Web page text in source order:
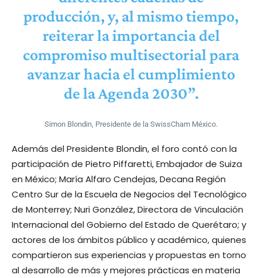
producción, y, al mismo tiempo,
reiterar la importancia del
compromiso multisectorial para
avanzar hacia el cumplimiento
de la Agenda 2030”.
Simon Blondin, Presidente de la SwissCham México.
Además del Presidente Blondin, el foro contó con la
participación de Pietro Piffaretti, Embajador de Suiza
en México; María Alfaro Cendejas, Decana Región
Centro Sur de la Escuela de Negocios del Tecnológico
de Monterrey; Nuri González, Directora de Vinculación
Internacional del Gobierno del Estado de Querétaro; y
actores de los ámbitos público y académico, quienes
compartieron sus experiencias y propuestas en torno
al desarrollo de más y mejores prácticas en materia